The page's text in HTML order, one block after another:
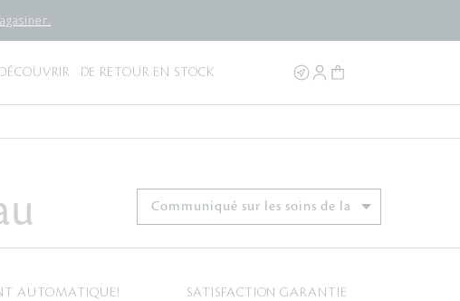
DÉCOUVRIR DE RETOUR EN STOCK
AUTOMATIQUE! SATISFACTION GARANTIE